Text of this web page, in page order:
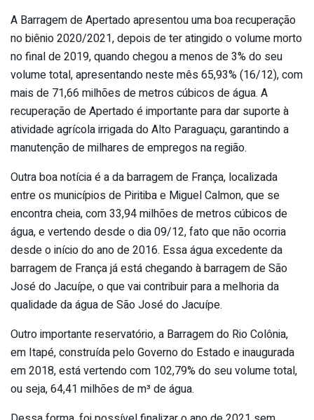
A Barragem de Apertado apresentou uma boa recuperação
no biênio 2020/2021, depois de ter atingido o volume morto
no final de 2019, quando chegou a menos de 3% do seu
volume total, apresentando neste mês 65,93% (16/12), com
mais de 71,66 milhões de metros cúbicos de água. A
recuperação de Apertado é importante para dar suporte à
atividade agrícola irrigada do Alto Paraguaçu, garantindo a
manutenção de milhares de empregos na região.
Outra boa notícia é a da barragem de França, localizada
entre os municípios de Piritiba e Miguel Calmon, que se
encontra cheia, com 33,94 milhões de metros cúbicos de
água, e vertendo desde o dia 09/12, fato que não ocorria
desde o início do ano de 2016. Essa água excedente da
barragem de França já está chegando à barragem de São
José do Jacuípe, o que vai contribuir para a melhoria da
qualidade da água de São José do Jacuípe.
Outro importante reservatório, a Barragem do Rio Colônia,
em Itapé, construída pelo Governo do Estado e inaugurada
em 2018, está vertendo com 102,79% do seu volume total,
ou seja, 64,41 milhões de m³ de água.